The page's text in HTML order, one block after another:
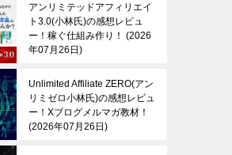
アンリミテッドアフィリエイ
ト3.0(小林氏)の感想レビュ
ー！稼ぐ仕組み作り！
2026
年07月26日
Unlimited Affiliate ZERO(アン
リミゼロ小林氏)の感想レビュ
ー！Xブログメルマガ教材！
2026年07月26日